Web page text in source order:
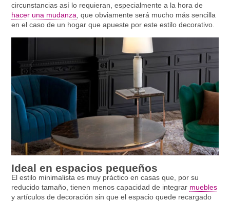
circunstancias así lo requieran, especialmente a la hora de
hacer una mudanza , que obviamente será mucho más sencilla
en el caso de un hogar que apueste por este estilo decorativo.
Ideal en espacios pequeños
El estilo minimalista es muy práctico en casas que, por su
reducido tamaño, tienen menos capacidad de integrar muebles
y artículos de decoración sin que el espacio quede recargado